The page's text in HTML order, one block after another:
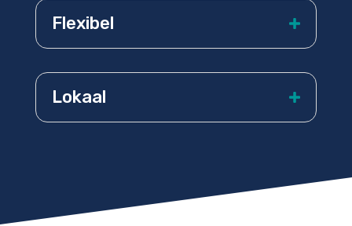
Flexibel
Lokaal